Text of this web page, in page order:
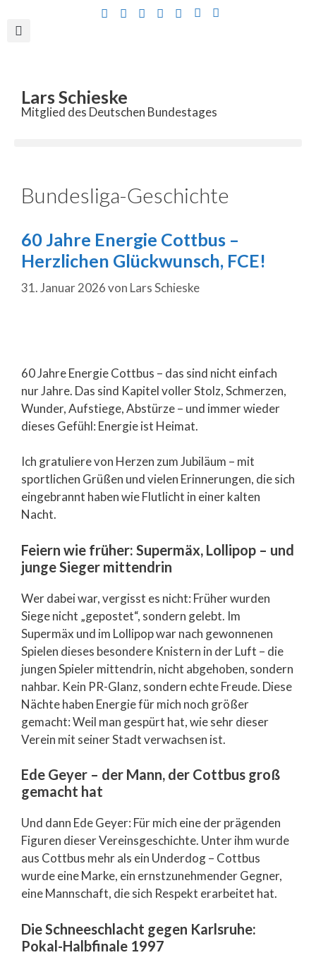
Lars Schieske
Mitglied des Deutschen Bundestages
Bundesliga-Geschichte
60 Jahre Energie Cottbus –
Herzlichen Glückwunsch, FCE!
31. Januar 2026von Lars Schieske
60 Jahre Energie Cottbus – das sind nicht einfach
nur Jahre. Das sind Kapitel voller Stolz, Schmerzen,
Wunder, Aufstiege, Abstürze – und immer wieder
dieses Gefühl: Energie ist Heimat.
Ich gratuliere von Herzen zum Jubiläum – mit
sportlichen Grüßen und vielen Erinnerungen, die sich
eingebrannt haben wie Flutlicht in einer kalten
Nacht.
Feiern wie früher: Supermäx, Lollipop – und
junge Sieger mittendrin
Wer dabei war, vergisst es nicht: Früher wurden
Siege nicht „gepostet“, sondern gelebt. Im
Supermäx und im Lollipop war nach gewonnenen
Spielen dieses besondere Knistern in der Luft – die
jungen Spieler mittendrin, nicht abgehoben, sondern
nahbar. Kein PR-Glanz, sondern echte Freude. Diese
Nächte haben Energie für mich noch größer
gemacht: Weil man gespürt hat, wie sehr dieser
Verein mit seiner Stadt verwachsen ist.
Ede Geyer – der Mann, der Cottbus groß
gemacht hat
Und dann Ede Geyer: Für mich eine der prägenden
Figuren dieser Vereinsgeschichte. Unter ihm wurde
aus Cottbus mehr als ein Underdog – Cottbus
wurde eine Marke, ein ernstzunehmender Gegner,
eine Mannschaft, die sich Respekt erarbeitet hat.
Die Schneeschlacht gegen Karlsruhe:
Pokal-Halbfinale 1997